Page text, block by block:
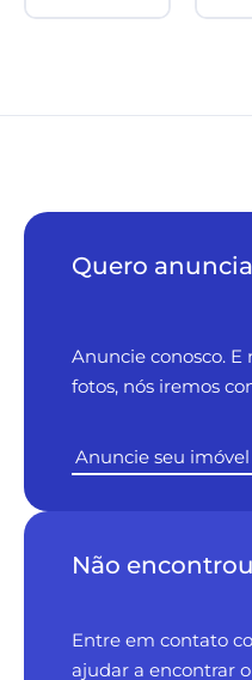
Quero
Anuncie conosco. E
fotos, nós iremos
Anuncie seu imóvel
Não encontrou
Entre em contato
ajudar a encontrar